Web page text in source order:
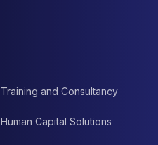
Training and Consultancy
Human Capital Solutions